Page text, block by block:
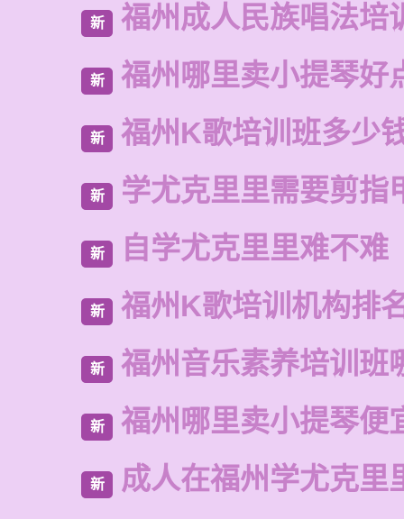
新 福州成人民族唱法培
新 福州哪里卖小提琴好
新 福州K歌培训班多少
新 学尤克里里需要剪指
新 自学尤克里里难不难
新 福州K歌培训机构排
新 福州音乐素养培训班
新 福州哪里卖小提琴便
新 成人在福州学尤克里